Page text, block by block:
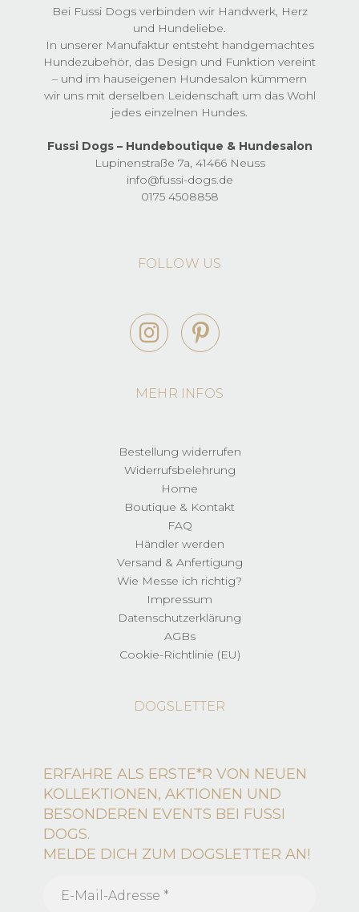
auf
der
Produktseite
gewählt
werden
Bei Fussi Dogs verbinden wir Handwerk, Herz
und Hundeliebe.
In unserer Manufaktur entsteht handgemachtes
Hundezubehör, das Design und Funktion vereint
– und im hauseigenen Hundesalon kümmern
wir uns mit derselben Leidenschaft um das Wohl
jedes einzelnen Hundes.
Fussi Dogs – Hundeboutique & Hundesalon
Lupinenstraße 7a, 41466 Neuss
info@fussi-dogs.de
0175 4508858
FOLLOW US
MEHR INFOS
Bestellung widerrufen
Widerrufsbelehrung
Home
Boutique & Kontakt
FAQ
Händler werden
Versand & Anfertigung
Wie Messe ich richtig?
Impressum
Datenschutzerklärung
AGBs
Cookie-Richtlinie (EU)
DOGSLETTER
ERFAHRE ALS ERSTE*R VON NEUEN
KOLLEKTIONEN, AKTIONEN UND
BESONDEREN EVENTS BEI FUSSI
DOGS.
MELDE DICH ZUM DOGSLETTER AN!